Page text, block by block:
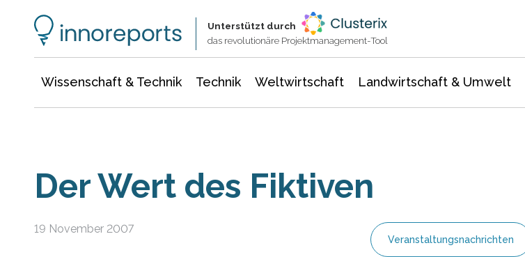
Unterstützt durch
das revolutionäre Projektmanagement-Tool
Wissenschaft & Technik Technik Weltwirtschaft Landwirtschaft & Umwelt
Der Wert des Fiktiven
19 November 2007
Veranstaltungsnachrichten